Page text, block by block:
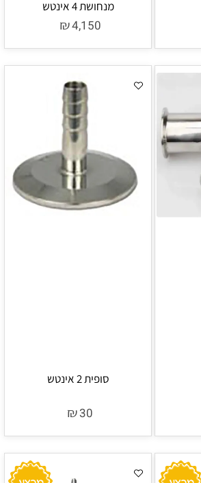
מנחושת 4 אינטש
₪4,150
סופית 2 אינטש
₪30